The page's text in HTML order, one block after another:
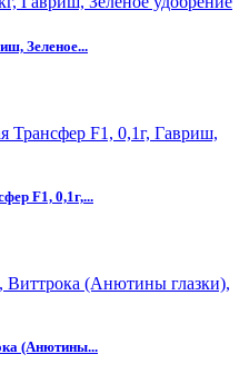
Зеленое...
F1, 0,1г,...
(Анютины...